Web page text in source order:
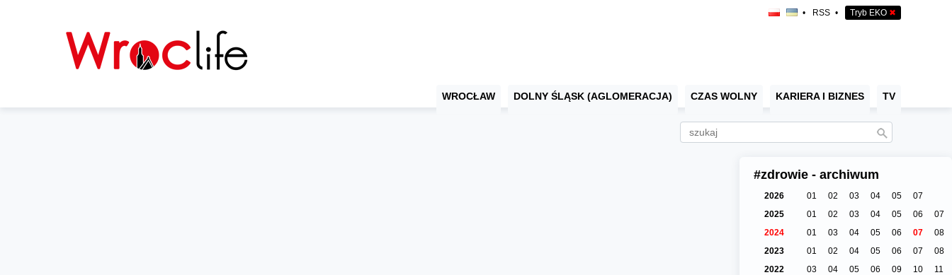
• RSS • Tryb EKO ✖
WROCŁAW DOLNY ŚLĄSK (AGLOMERACJA) CZAS WOLNY KARIERA I BIZNES TV
#zdrowie - archiwum
2026 01 02 03 04 05
07
2025
01 02 03 04 05 06
07
2024
01 03 04 05 06 07
08
2023
01 02 04 05 06 07
08
2022
03 04 05 06 09 10 11